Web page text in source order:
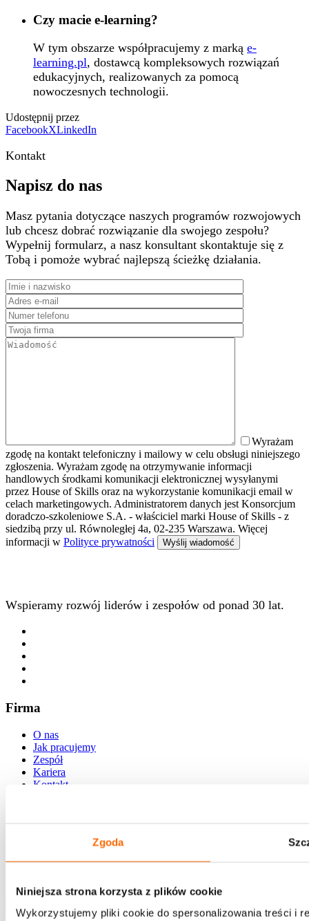
Zgoda
Niniejsza strona korzysta z plików cookie
Wykorzystujemy pliki cookie do spersonalizowania treści i
Czy macie e-learning?
W tym obszarze współpracujemy z marką e-
learning.pl, dostawcą kompleksowych rozwiązań
edukacyjnych, realizowanych za pomocą
nowoczesnych technologii.
Udostępnij przez
FacebookXLinkedIn
Kontakt
Napisz do nas
Masz pytania dotyczące naszych programów rozwojowych
lub chcesz dobrać rozwiązanie dla swojego zespołu?
Wypełnij formularz, a nasz konsultant skontaktuje się z
Tobą i pomoże wybrać najlepszą ścieżkę działania.
Wyrażam
zgodę na kontakt telefoniczny i mailowy w celu obsługi niniejszego
zgłoszenia. Wyrażam zgodę na otrzymywanie informacji
handlowych środkami komunikacji elektronicznej wysyłanymi
przez House of Skills oraz na wykorzystanie komunikacji email w
celach marketingowych. Administratorem danych jest Konsorcjum
doradczo-szkoleniowe S.A. - właściciel marki House of Skills - z
siedzibą przy ul. Równoległej 4a, 02-235 Warszawa. Więcej
informacji w Polityce prywatności
Wspieramy rozwój liderów i zespołów od ponad 30 lat.
Firma
O nas
Jak pracujemy
Zespół
Kariera
Kontakt
Rozwiązania dla biznesu
Programy otwarte
O nas
Newsletter